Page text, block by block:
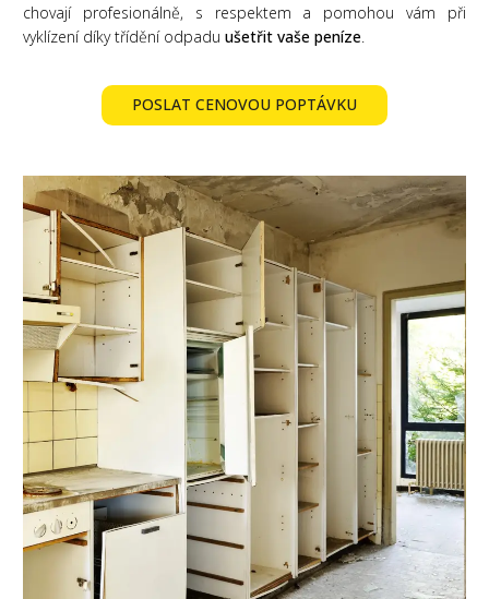
chovají profesionálně, s respektem a pomohou vám při
vyklízení díky třídění odpadu ušetřit vaše peníze
POSLAT CENOVOU POPTÁVKU